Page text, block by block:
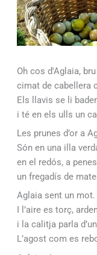
Oh cos d'Aglaia,
cimat de cabellera
Els llavis se li
i té en els ulls un
Les prunes d’or a
Són en una illa
en el redós, a
un fregadís de
Aglaia sent un
I l’aire es torç,
i la calitja parla
L’agost com es